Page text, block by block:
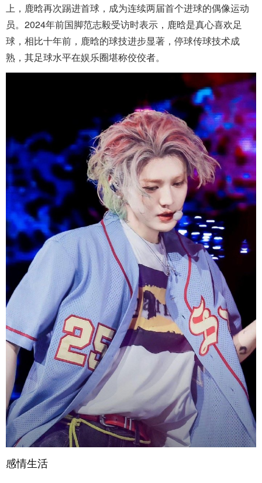
上，鹿晗再次踢进首球，成为连续两届首个进球的偶像运动
员。2024年前国脚范志毅受访时表示，鹿晗是真心喜欢足
球，相比十年前，鹿晗的球技进步显著，停球传球技术成
熟，其足球水平在娱乐圈堪称佼佼者。
感情生活